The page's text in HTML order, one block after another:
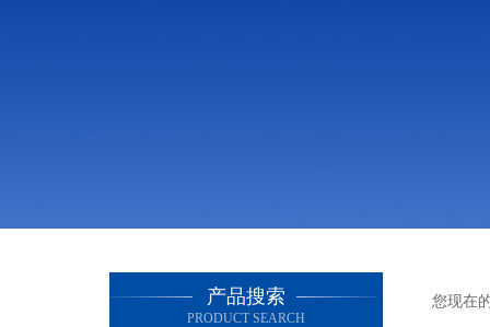
产品搜索
PRODUCT SEARCH
您现在